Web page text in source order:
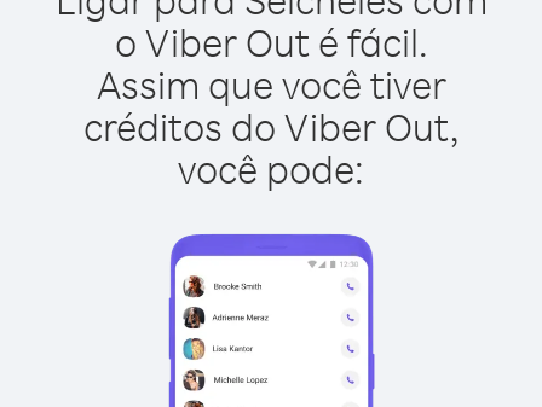
o Viber Out é fácil.
Assim que você tiver
créditos do Viber Out,
você pode: